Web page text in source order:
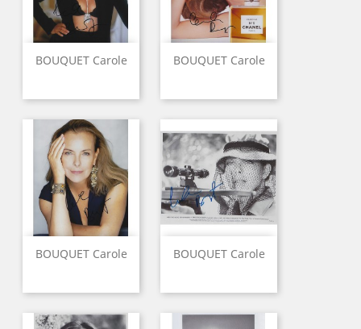
BOUQUET Carole BOUQUET Carole
BOUQUET Carole BOUQUET Carole